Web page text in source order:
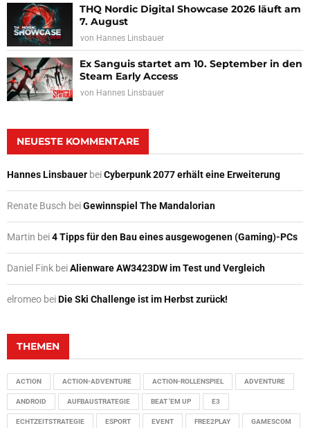
THQ Nordic Digital Showcase 2026 läuft am
7. August
von Hannes Linsbauer
Ex Sanguis startet am 10. September in den
Steam Early Access
von Hannes Linsbauer
NEUESTE KOMMENTARE
Hannes Linsbauer beiCyberpunk 2077 erhält eine Erweiterung
Renate Busch beiGewinnspiel The Mandalorian
Martin bei4 Tipps für den Bau eines ausgewogenen (Gaming)-PCs
Daniel Fink beiAlienware AW3423DW im Test und Vergleich
elromeo beiDie Ski Challenge ist im Herbst zurück!
THEMEN
ACTION ACTION-ADVENTURE ACTION-ROLLENSPIEL ADVENTURE
ANDROID AUFBAUSTRATEGIE BEAT 'EM UP E3
ECHTZEITSTRATEGIE ESPORT EVENT FREE2PLAY GAMESCOM